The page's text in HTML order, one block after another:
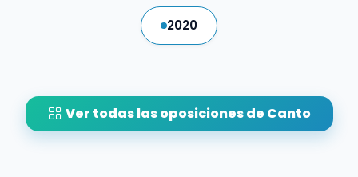
2020
Ver todas las oposiciones de Canto